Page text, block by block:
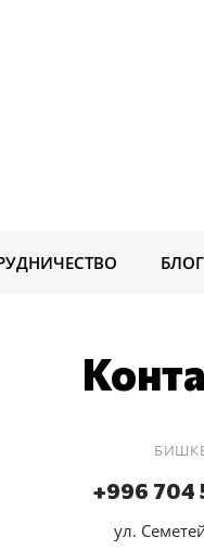
БЛОГ
+996 704
ул.